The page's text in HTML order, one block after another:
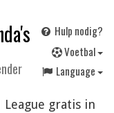
Hulp nodig?
Voetbal
Language
League gratis in